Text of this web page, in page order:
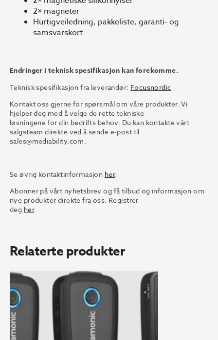
2× magneter
Hurtigveiledning, pakkeliste, garanti- og
samsvarskort
Endringer i teknisk spesifikasjon kan forekomme.
Teknisk spesifikasjon fra leverandør: Focusnordic
Kontakt oss gjerne for spørsmål om våre produkter. Vi
hjelper deg med å velge de rette tekniske
løsningene for din bedrifts behov. Du kan kontakte vårt
salgsteam direkte ved å sende e-post til
sales@mediability.com.
Se øvrig kontaktinformasjon her.
Abonner på vårt nyhetsbrev og få tilbud og informasjon om
nye produkter direkte fra oss. Registrer
deg her.
Relaterte produkter